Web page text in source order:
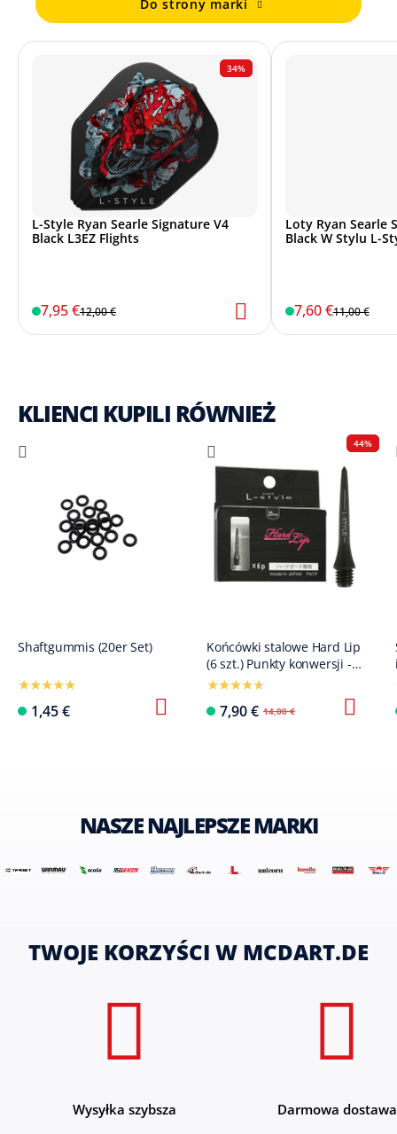
Do strony marki
34%
L-Style Ryan Searle Signature V4
Black L3EZ Flights
7,95 €12,00 €
Loty Ryan Searle
Black W Stylu L-
7,60 €11,00 €
KLIENCI KUPILI RÓWNIEŻ
Shaftgummis (20er Set)
1,45 €
44%
Końcówki stalowe Hard Lip
(6 szt.) Punkty konwersji -
25 mm
7,90 € 14,00 €
NASZE NAJLEPSZE MARKI
TWOJE KORZYŚCI W MCDART.DE
Wysyłka szybsza Darmowa dostawa